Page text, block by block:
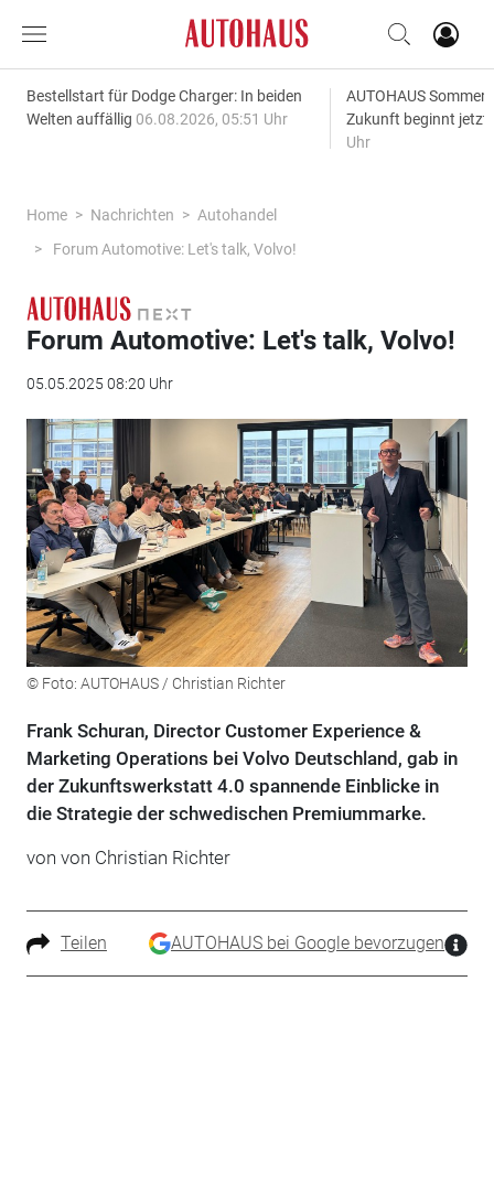
Bestellstart für Dodge Charger: In beiden
Welten auffällig 06.08.2026, 05:51 Uhr
AUTOHAUS
Zukunft beginnt jetzt
Uhr
Home Nachrichten
Autohandel
Forum Automotive: Let's talk, Volvo!
Forum Automotive: Let's talk, Volvo!
05.05.2025 08:20 Uhr
© Foto: AUTOHAUS / Christian Richter
Frank Schuran, Director Customer Experience &
Marketing Operations bei Volvo Deutschland, gab in
der Zukunftswerkstatt 4.0 spannende Einblicke in
die Strategie der schwedischen Premiummarke.
von von Christian Richter
Teilen AUTOHAUS bei Google bevorzugen